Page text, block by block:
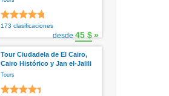
173 clasificaciones
desde45 $»
Tour Ciudadela de El Cairo,
Cairo Histórico y Jan el-Jalili
Tours